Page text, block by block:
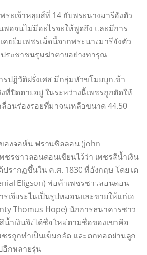
ระเจ้าหลุยส์ที่ 14 กับพระนางมารีอังตัว
พอจนไม่มีอะไรจะให้พูดถึง และมีการ
คยยืมเพชรเม็ดนี้จากพระนางมารีอังตัว
ประชาชนรุมฆ่าตายอย่างทารุณ
รปฏิวัติฝรั่งเศส มีกลุ่มหัวขโมยบุกเข้า
ที่ปิดตายอยู่ ในระหว่างนี้เพชรถูกตัดให้
ลื่อนร่องรอยที่มาจนเหลือขนาด 44.50
องจอห์น ฟรานซิลลอน (john
ชรชาวลอนดอนเขียนไว้ว่า เพชรสีน้ำเงิน
ปรากฏขึ้นใน ค.ศ. 1830 ที่อังกฤษ โดย เด
Eligson) พ่อค้าเพชรชาวลอนดอน
รเจียระไนเป็นรูปหมอนและขายให้แก่เฮ
Thomus Hope) นักการธนาคารชาว
น้ำเงินจึงได้ชื่อใหม่ตามชื่อของเขาคือ
ชรถูกทำเป็นเข็มกลัด และตกทอดผ่านลูก
อีกหลายรุ่น